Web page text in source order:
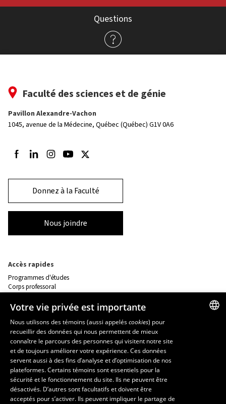
Questions
Faculté des sciences et de génie
Pavillon Alexandre-Vachon
1045, avenue de la Médecine, Québec (Québec) G1V 0A6
Suivez-nous sur Facebook
Suivez-nous sur LinkedIn
Suivez-nous sur Instagram
Suivez-nous sur Youtube
Suivez-nous sur Twitter
Donnez à la Faculté
Nous joindre
Accès rapides
Programmes d'études
Corps professoral
Foire aux questions
Ressources
monPortail
MESURES D'URGENCE
Composer le 418 656-5555
Votre vie privée est importante
Nous utilisons des témoins (aussi appeléscookies) pour
recueillir des données qui nous permettent de mieux
connaître le parcours des personnes qui visitent notre site
et de toujours améliorer votre expérience. Ces données
servent aussi à des fins d’analyse et d’optimisation de nos
plateformes. Certains témoins sont essentiels pour la
sécurité et le fonctionnement du site. Ils ne peuvent être
désactivés. D’autres sont facultatifs et doivent être
acceptés pour s’activer. Ils peuvent impliquer le partage de